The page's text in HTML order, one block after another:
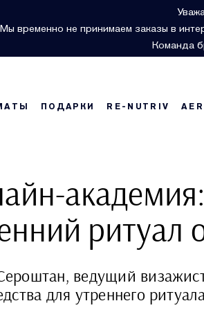
Мы временно не принимаем заказы в
Команда
ПОДАРКИ RE-NUTRIV
академия:
ритуал
ведущий
для утреннего